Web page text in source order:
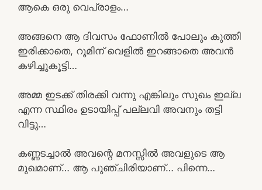
ആകെ ഒരു വെപ്രാളം…
അങ്ങനെ ആ ദിവസം ഫോണിൽ പോലും കുത്തി
ഇരിക്കാതെ, റൂമിന് വെളിൽ ഇറങ്ങാതെ അവൻ
കഴിച്ചുകൂട്ടി…
അമ്മ ഇടക്ക് തിരക്കി വന്നു എങ്കിലും സുഖം ഇല്ല
എന്ന സ്ഥിരം ഉടായിപ്പ് പല്ലവി അവനും തട്ടി
വിട്ടു…
കണ്ണടച്ചാൽ അവന്റെ മനസ്സിൽ അവളുടെ ആ
മുഖമാണ്… ആ പുഞ്ചിരിയാണ്… പിന്നെ…